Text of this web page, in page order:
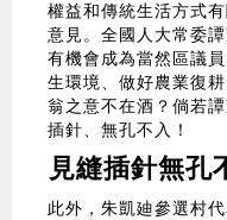
權益和傳統生活方式
意見。全國人大常委
有機會成為當然區議
生環境、做好農業復
翁之意不在酒？倘若
插針、無孔不入！
見縫插針無孔
此外，朱凱廸參選村